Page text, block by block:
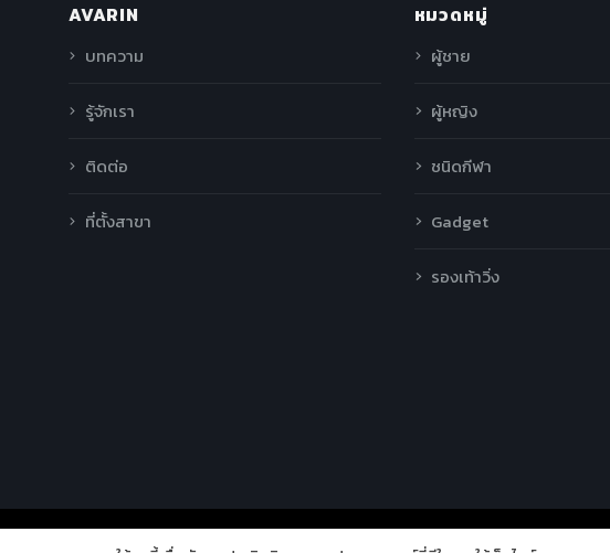
AVARIN
บทความ
รู้จักเรา
ติดต่อ
ที่ตั้งสาขา
หมวดหมู่
ผู้ชาย
ผู้หญิง
ชนิดกีฬา
Gadget
รองเท้าวิ่ง